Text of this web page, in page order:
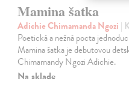
Mamina šatka
Adichie Chimamanda Ngozi |
Poetická a nežná pocta
Mamina šatka je debutovou
Chimamandy Ngozi Adichie.
Na sklade